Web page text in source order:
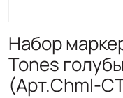
Набор
Tones
(Арт.Chml-